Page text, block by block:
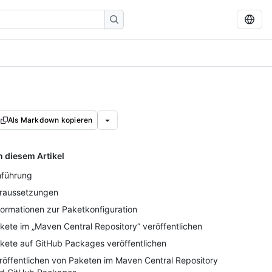
Als Markdown kopieren
diesem Artikel
zur Paketkonfiguration
im „Maven Central Repository“ veröffentlichen
auf GitHub Packages veröffentlichen
von Paketen im Maven Central Repository